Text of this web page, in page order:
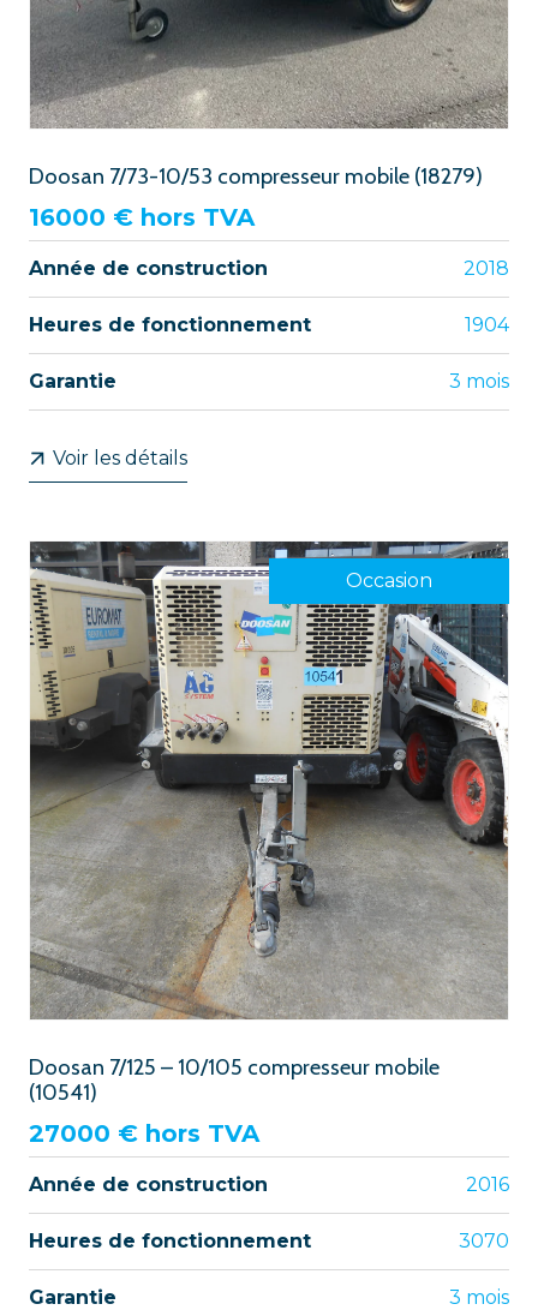
Doosan 7/73-10/53 compresseur mobile (18279)
16000 € hors TVA
Année de construction 2018
Heures de fonctionnement 1904
Garantie 3 mois
Voir les détails
Occasion
Doosan 7/125 – 10/105 compresseur mobile
(10541)
27000 € hors TVA
Année de construction 2016
Heures de fonctionnement 3070
Garantie 3 mois